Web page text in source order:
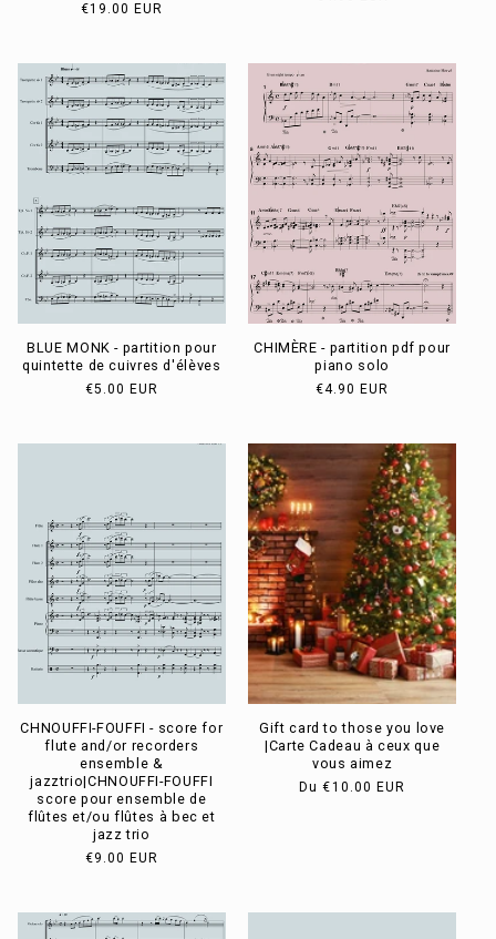
Prix
€19.00 EUR
BLUE MONK - partition pour
quintette de cuivres d'élèves
Prix
€5.00 EUR
CHIMÈRE - partition pdf pour
piano solo
Prix
€4.90 EUR
CHNOUFFI-FOUFFI - score for
flute and/or recorders
ensemble &
jazztrio|CHNOUFFI-FOUFFI
score pour ensemble de
flûtes et/ou flûtes à bec et
jazz trio
Prix
€9.00 EUR
Gift card to those you love
|Carte Cadeau à ceux que
vous aimez
Prix
Du€10.00 EUR